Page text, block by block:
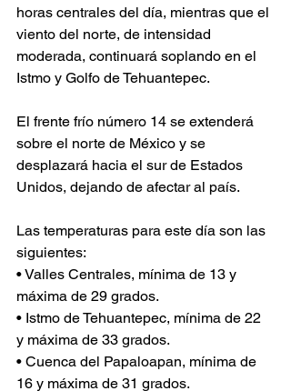
horas centrales del día, mientras que el
viento del norte, de intensidad
moderada, continuará soplando en el
Istmo y Golfo de Tehuantepec.
El frente frío número 14 se extenderá
sobre el norte de México y se
desplazará hacia el sur de Estados
Unidos, dejando de afectar al país.
Las temperaturas para este día son las
siguientes:
• Valles Centrales, mínima de 13 y
máxima de 29 grados.
• Istmo de Tehuantepec, mínima de 22
y máxima de 33 grados.
• Cuenca del Papaloapan, mínima de
16 y máxima de 31 grados.